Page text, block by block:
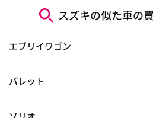
スズキの似た車の
エブリイワゴン
パレット